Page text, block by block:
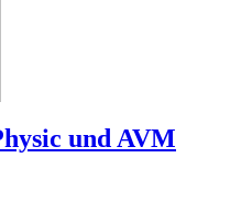
und AVM